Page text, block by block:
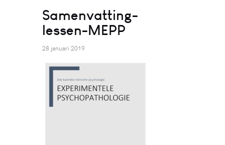
Samenvatting-
lessen-MEPP
28 januari 2019